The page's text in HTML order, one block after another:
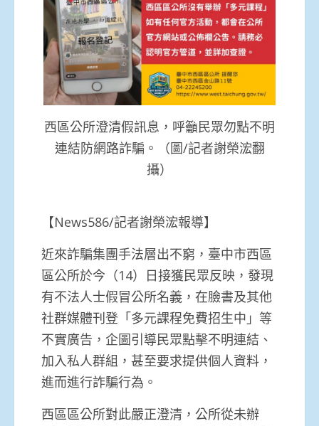
西區公所澄清假訊息，呼籲民眾勿點不明
連結防網路詐騙。（圖/記者謝榮浤翻
攝）
【News586/記者謝榮浤報導】
近來詐騙集團手法層出不窮，臺中市西區
區公所於今（14）日接獲民眾反映，發現
有不法人士假冒公所名義，在臉書及其他
社群媒體刊登「多元課程免費招生中」等
不實廣告，企圖引導民眾點擊不明連結、
加入私人群組，甚至要求提供個人資料，
進而進行詐騙行為。
西區區公所對此嚴正澄清，公所從未辦